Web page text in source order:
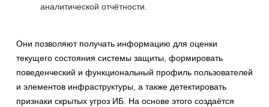
аналитической отчётности.
Они позволяют получать информацию для оценки
текущего состояния системы защиты, формировать
поведенческий и функциональный профиль пользователей
и элементов инфраструктуры, а также детектировать
признаки скрытых угроз ИБ. На основе этого создаётся